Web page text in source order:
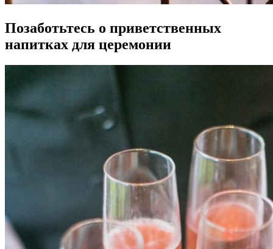
Позаботьтесь о приветственных
напитках для церемонии